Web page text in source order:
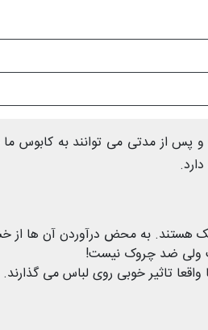
و پس از مدتی می توانند به کابوس
به محض درآوردن آن ها از
ولی ضد چروک نیست!
تاثیر خوبی روی لباس می گذارند.